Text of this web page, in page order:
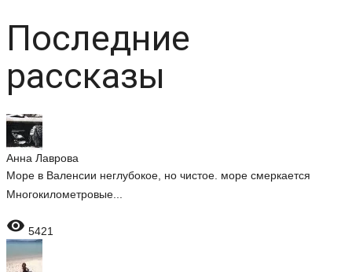
Последние
рассказы
Анна Лаврова
Море в Валенсии неглубокое, но чистое. море смеркается
Многокилометровые...
 5421